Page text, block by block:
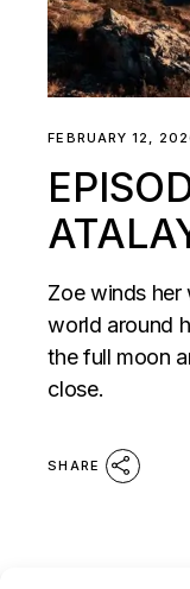
FEBRUARY 12,
Zoe winds
world around
the full moon
close.
SHARE